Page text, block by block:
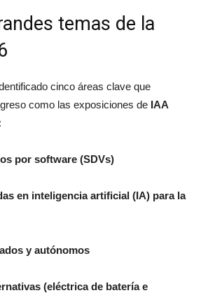
temas de la
cinco áreas clave que
como las exposiciones de IAA
:
por software (SDVs)
en inteligencia artificial (IA) para la
y autónomos
(eléctrica de batería e